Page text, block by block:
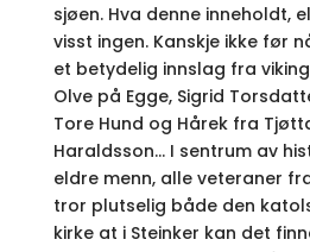
sjøen. Hva denne inneholdt,
visst ingen. Kanskje ikke før
et betydelig innslag fra
Olve på Egge, Sigrid
Tore Hund og Hårek fra
Haraldsson… I sentrum av
eldre menn, alle veteraner
tror plutselig både den
kirke at i Steinker kan det